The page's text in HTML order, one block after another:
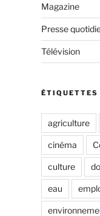
Magazine
Presse
Télévision
ÉTIQUETTES
agriculture
cinéma
culture
eau